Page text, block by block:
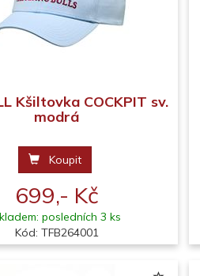
Kšiltovka COCKPIT sv.
modrá
Koupit
699,- Kč
posledních 3 ks
Kód: TFB264001